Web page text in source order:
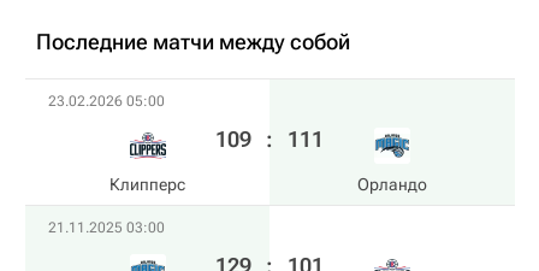
Последние матчи между собой
23.02.2026 05:00
Клипперс
109 : 111
Орландо
21.11.2025 03:00
129 : 101